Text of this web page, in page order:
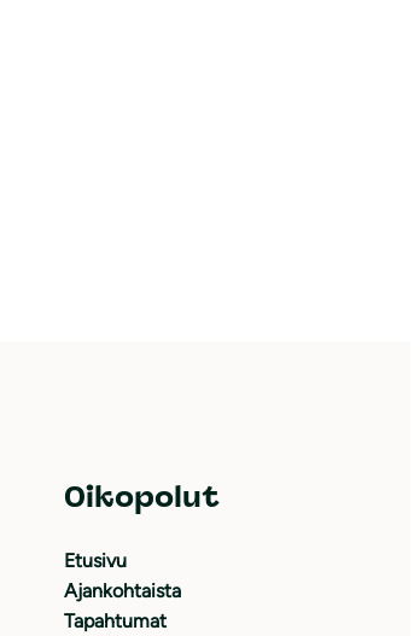
Oikopolut
Etusivu
Ajankohtaista
Tapahtumat